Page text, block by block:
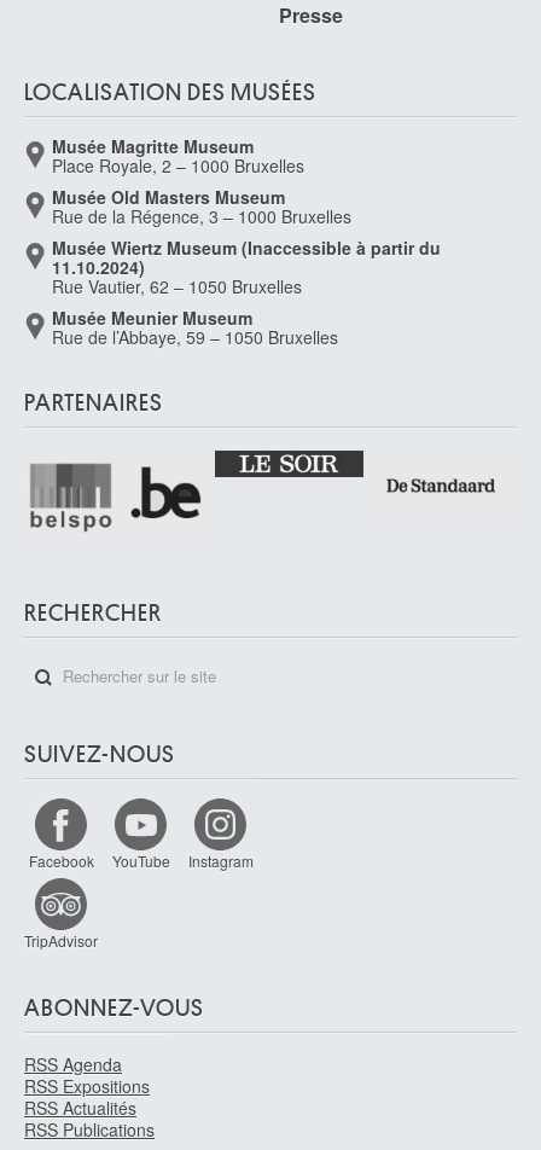
Presse
LOCALISATION DES MUSÉES
Musée Magritte Museum
Place Royale, 2 – 1000 Bruxelles
Musée Old Masters Museum
Rue de la Régence, 3 – 1000 Bruxelles
Musée Wiertz Museum (Inaccessible à partir du
11.10.2024)
Rue Vautier, 62 – 1050 Bruxelles
Musée Meunier Museum
Rue de l’Abbaye, 59 – 1050 Bruxelles
PARTENAIRES
RECHERCHER
SUIVEZ-NOUS
Facebook YouTube Instagram
TripAdvisor
ABONNEZ-VOUS
RSS Agenda
RSS Expositions
RSS Actualités
RSS Publications